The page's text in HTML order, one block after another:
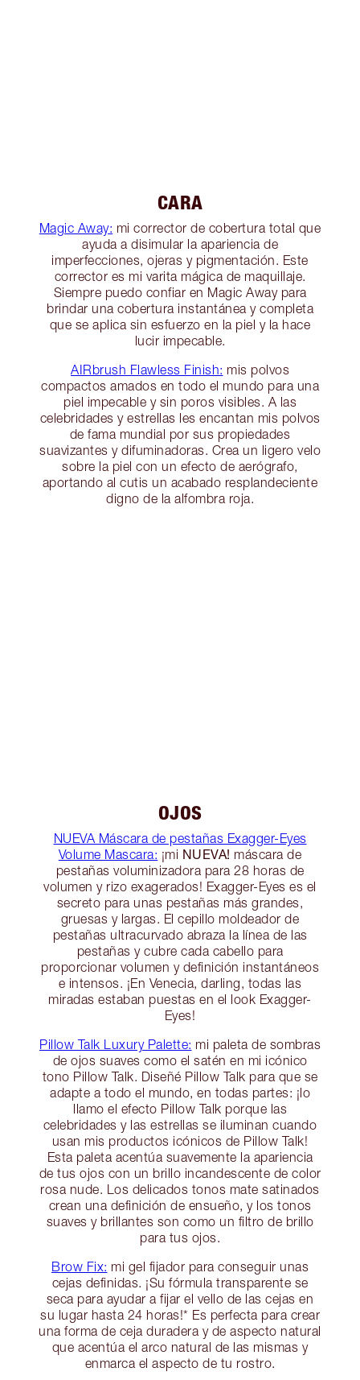
CARA
Magic Away: mi corrector de cobertura total que
ayuda a disimular la apariencia de
imperfecciones, ojeras y pigmentación. Este
corrector es mi varita mágica de maquillaje.
Siempre puedo confiar en Magic Away para
brindar una cobertura instantánea y completa
que se aplica sin esfuerzo en la piel y la hace
lucir impecable.
AIRbrush Flawless Finish: mis polvos
compactos amados en todo el mundo para una
piel impecable y sin poros visibles. A las
celebridades y estrellas les encantan mis polvos
de fama mundial por sus propiedades
suavizantes y difuminadoras. Crea un ligero velo
sobre la piel con un efecto de aerógrafo,
aportando al cutis un acabado resplandeciente
digno de la alfombra roja.
OJOS
NUEVA Máscara de pestañas Exagger-Eyes
Volume Mascara: ¡mi NUEVA! máscara de
pestañas voluminizadora para 28 horas de
volumen y rizo exagerados! Exagger-Eyes es el
secreto para unas pestañas más grandes,
gruesas y largas. El cepillo moldeador de
pestañas ultracurvado abraza la línea de las
pestañas y cubre cada cabello para
proporcionar volumen y definición instantáneos
e intensos. ¡En Venecia, darling, todas las
miradas estaban puestas en el look Exagger-
Eyes!
Pillow Talk Luxury Palette: mi paleta de sombras
de ojos suaves como el satén en mi icónico
tono Pillow Talk. Diseñé Pillow Talk para que se
adapte a todo el mundo, en todas partes: ¡lo
llamo el efecto Pillow Talk porque las
celebridades y las estrellas se iluminan cuando
usan mis productos icónicos de Pillow Talk!
Esta paleta acentúa suavemente la apariencia
de tus ojos con un brillo incandescente de color
rosa nude. Los delicados tonos mate satinados
crean una definición de ensueño, y los tonos
suaves y brillantes son como un filtro de brillo
para tus ojos.
Brow Fix: mi gel fijador para conseguir unas
cejas definidas. ¡Su fórmula transparente se
seca para ayudar a fijar el vello de las cejas en
su lugar hasta 24 horas!* Es perfecta para crear
una forma de ceja duradera y de aspecto natural
que acentúa el arco natural de las mismas y
enmarca el aspecto de tu rostro.